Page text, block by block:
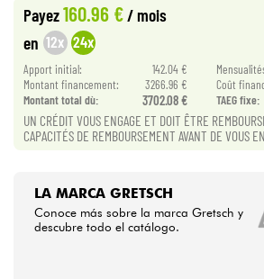
HiFi
Bundle
Ver nuestras marcas
Payez160.96 €/ mois
en 12x 24x
Apport initial: 142.04 €
Montant financement:
3266.96 € Coût
Montant total dù:
3702.08 € TAEG fixe:
UN CRÉDIT VOUS ENGAGE ET DOIT ÊTRE
CAPACITÉS DE REMBOURSEMENT AVANT DE VOUS
LA MARCA GRETSCH
Conoce más sobre la marca Gretsch y
descubre todo el catálogo.